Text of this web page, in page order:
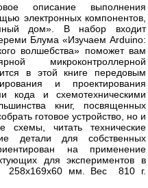
описание выполнения
электронных компонентов,
дом». В набор входит
Блума «Изучаем Arduino:
волшебства» поможет вам
микроконтроллерной
в этой книге передовым
и проектирования
кода и схемотехническими
книг, посвященных
готовое устройство, но и
схемы, читать технические
детали для собственных
на применение
для экспериментов в
мм. Вес 810 г.